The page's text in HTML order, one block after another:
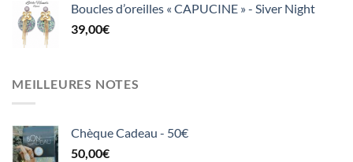
Boucles d’oreilles « CAPUCINE » - Siver Night
39,00€
MEILLEURES NOTES
Chèque Cadeau - 50€
50,00€